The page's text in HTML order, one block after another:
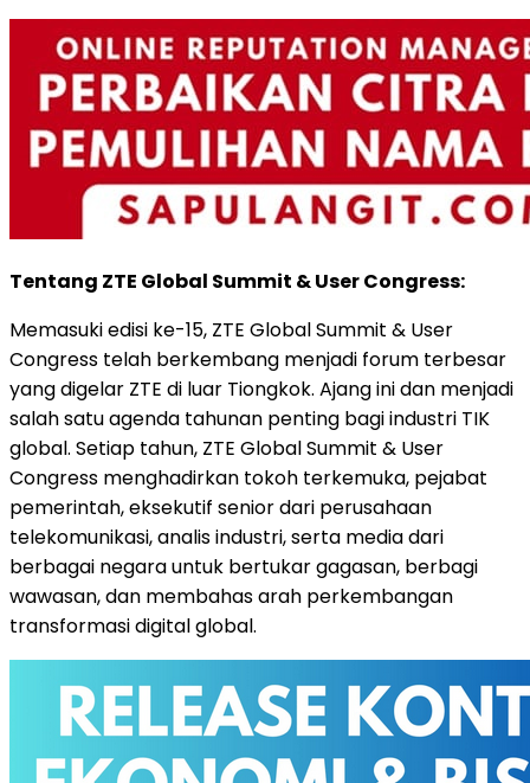
Tentang ZTE Global Summit & User Congress:
Memasuki edisi ke-15, ZTE Global Summit & User
Congress telah berkembang menjadi forum terbesar
yang digelar ZTE di luar Tiongkok. Ajang ini dan menjadi
salah satu agenda tahunan penting bagi industri TIK
global. Setiap tahun, ZTE Global Summit & User
Congress menghadirkan tokoh terkemuka, pejabat
pemerintah, eksekutif senior dari perusahaan
telekomunikasi, analis industri, serta media dari
berbagai negara untuk bertukar gagasan, berbagi
wawasan, dan membahas arah perkembangan
transformasi digital global.